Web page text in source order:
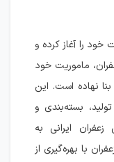
مشهد فعالیت خود را آغاز کرده و
ماموریت خود
نهاده است. این
بسته‌بندی و
ایرانی به
با بهره‌گیری از